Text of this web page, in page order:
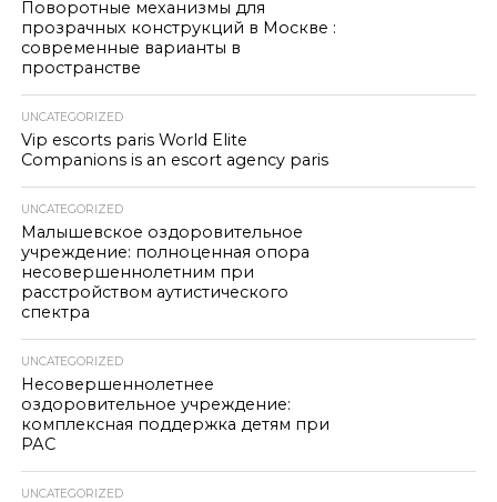
Поворотные механизмы для
прозрачных конструкций в Москве :
современные варианты в
пространстве
UNCATEGORIZED
Vip escorts paris World Elite
Companions is an escort agency paris
UNCATEGORIZED
Малышевское оздоровительное
учреждение: полноценная опора
несовершеннолетним при
расстройством аутистического
спектра
UNCATEGORIZED
Несовершеннолетнее
оздоровительное учреждение:
комплексная поддержка детям при
РАС
UNCATEGORIZED